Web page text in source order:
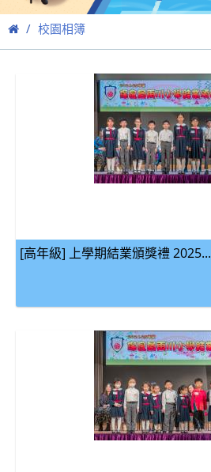
校園相簿
[高年級] 上學期結業頒獎禮 2025...